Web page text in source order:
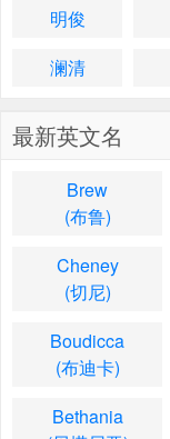
明俊
澜清
最新英文名
Brew
(布鲁)
Cheney
(切尼)
Boudicca
(布迪卡)
Bethania